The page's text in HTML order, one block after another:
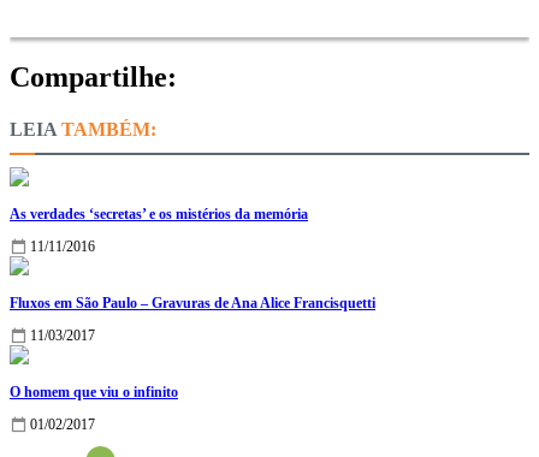
Compartilhe:
TAMBÉM:
As verdades ‘secretas’ e os mistérios da memória
11/11/2016
Fluxos em São Paulo – Gravuras de Ana Alice Francisquetti
11/03/2017
O homem que viu o infinito
01/02/2017